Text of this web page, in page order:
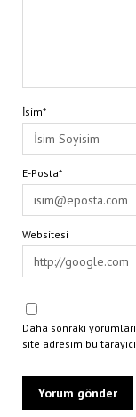
İsim*
E-Posta*
Websitesi
Daha sonraki
site adresim bu